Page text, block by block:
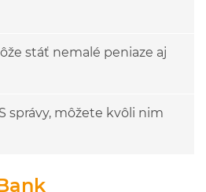
stáť nemalé peniaze aj
správy, môžete kvôli nim